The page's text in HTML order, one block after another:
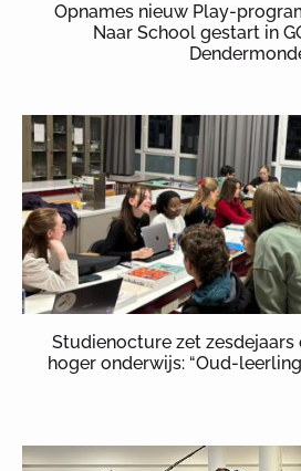
Opnames nieuw Play-
Naar School gestart in
Studienocture zet zesdejaars
hoger onderwijs: “Oud-